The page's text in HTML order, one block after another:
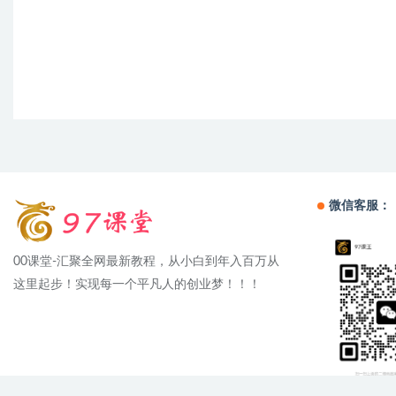
00课堂-汇聚全网最新教程，从小白到年入百万从
这里起步！实现每一个平凡人的创业梦！！！
微信客服：